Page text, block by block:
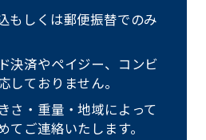
もしくは郵便振替でのみ
決済やペイジー、コンビ
しておりません。
さ・重量・地域によって
てご連絡いたします。